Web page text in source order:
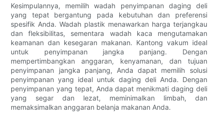
Kesimpulannya, memilih wadah penyimpanan daging deli
yang tepat bergantung pada kebutuhan dan preferensi
spesifik Anda. Wadah plastik menawarkan harga terjangkau
dan fleksibilitas, sementara wadah kaca mengutamakan
keamanan dan kesegaran makanan. Kantong vakum ideal
untuk penyimpanan jangka panjang. Dengan
mempertimbangkan anggaran, kenyamanan, dan tujuan
penyimpanan jangka panjang, Anda dapat memilih solusi
penyimpanan yang ideal untuk daging deli Anda. Dengan
penyimpanan yang tepat, Anda dapat menikmati daging deli
yang segar dan lezat, meminimalkan limbah, dan
memaksimalkan anggaran belanja makanan Anda.